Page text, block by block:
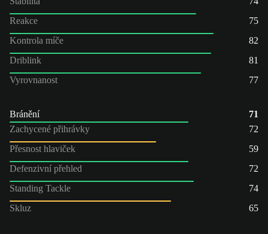
Reakce
75
Kontrola míče
82
Driblink
81
Vyrovnanost
77
Bránění
71
Zachycené přihrávky
72
Přesnost hlaviček
59
Defenzivní přehled
72
Standing Tackle
74
Skluz
65